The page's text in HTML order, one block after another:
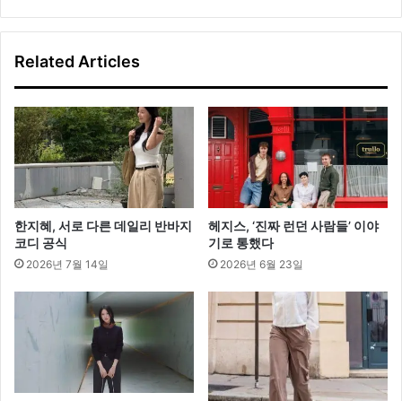
패
Related Articles
한지혜, 서로 다른 데일리 반바지
코디 공식
2026년 7월 14일
헤지스, ‘진짜 런던 사람들’ 이야
기로 통했다
2026년 6월 23일